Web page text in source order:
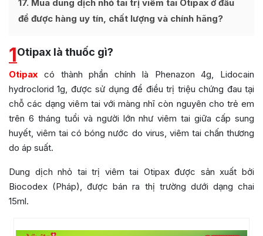
17 Mua dung dịch nhỏ tai trị viêm tai Otipax ở đâu
để được hàng uy tín, chất lượng và chính hãng?
1Otipax là thuốc gì?
Otipax có thành phần chính là Phenazon 4g, Lidocain
hydroclorid 1g, được sử dụng để điều trị triệu chứng đau tại
chỗ các dạng viêm tai với màng nhĩ còn nguyên cho trẻ em
trên 6 tháng tuổi và người lớn như viêm tai giữa cấp sung
huyết, viêm tai có bóng nước do virus, viêm tai chấn thương
do áp suất.
Dung dịch nhỏ tai trị viêm tai Otipax được sản xuất bởi
Biocodex (Pháp), được bán ra thị trường dưới dạng chai
15ml.